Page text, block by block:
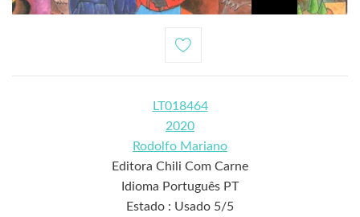
LT018464
2020
Rodolfo Mariano
Editora Chili Com Carne
Idioma Português PT
Estado : Usado 5/5